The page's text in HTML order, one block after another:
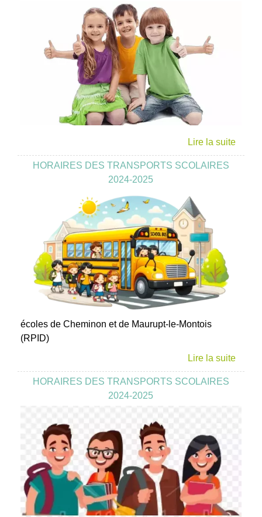
HORAIRES DES TRANSPORTS SCOLAIRES
2024-2025
écoles de Cheminon et de Maurupt-le-Montois
(RPID)
HORAIRES DES TRANSPORTS SCOLAIRES
2024-2025